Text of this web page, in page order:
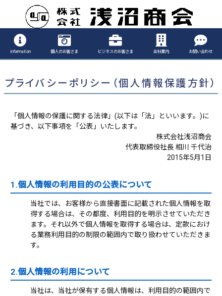
information 個人のお客さま ビジネスのお客さま 会社案内 お問い合わせ
プライバシーポリシー（個人情報保護方針）
「個人情報の保護に関する法律」(以下は「法」といいます。)に
基づき、以下事項を「公表」いたします。
株式会社浅沼商会
代表取締役社長 相川 千代治
2015年5月1日
1.個人情報の利用目的の公表について
当社では、お客様から直接書面に記載された個人情報を取
得する場合は、その都度、利用目的を明示させていただき
ます。それ以外で個人情報を取得する場合は、定款におけ
る業務利用目的の制限の範囲内で取り扱わせていただきま
す。
2.個人情報の利用について
当社は、当社が保有する個人情報は、利用目的の範囲内で